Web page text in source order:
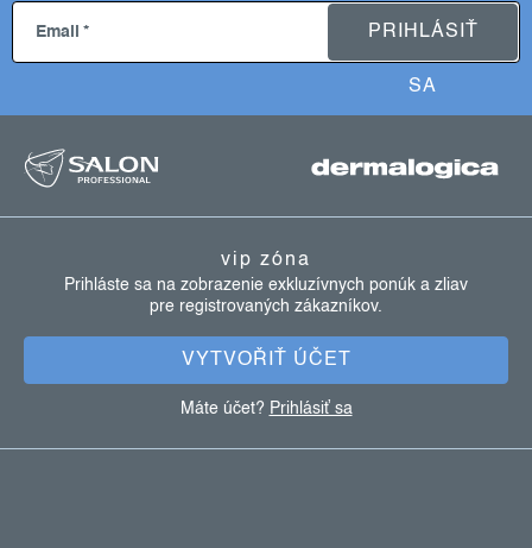
Email PRIHLÁSIŤ
SA
vip zóna
Prihláste sa na zobrazenie exkluzívnych ponúk a zliav
pre registrovaných zákazníkov.
VYTVOŘIŤ ÚČET
Máte účet? Prihlásiť sa